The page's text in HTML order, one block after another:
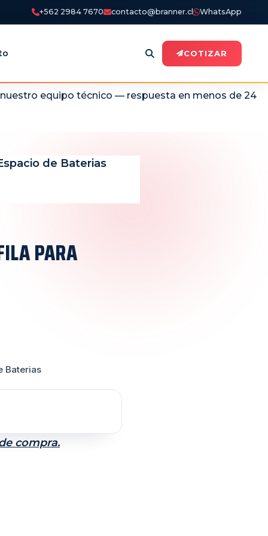
+562 2984 7670 contacto@branner.cl WhatsApp
COTIZAR
equipo técnico — respuesta en menos de 24
de Baterias
PARA
Baterias
compra.